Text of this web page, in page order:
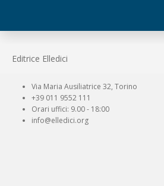
Editrice Elledici
Via Maria Ausiliatrice 32, Torino
+39 011 9552 111
Orari uffici: 9.00 - 18:00
info@elledici.org